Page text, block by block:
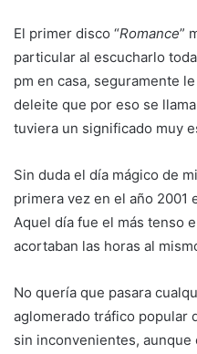
El primer disco “Romance”
particular al escucharlo
pm en casa, seguramente
deleite que por eso se
tuviera un significado muy
Sin duda el día mágico de
primera vez en el año 2001
Aquel día fue el más tenso
acortaban las horas al
No quería que pasara
aglomerado tráfico popular
sin inconvenientes, aunque